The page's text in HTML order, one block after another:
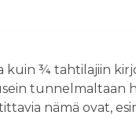
kuin ¾ tahtilajiin
tunnelmaltaan
nämä ovat,